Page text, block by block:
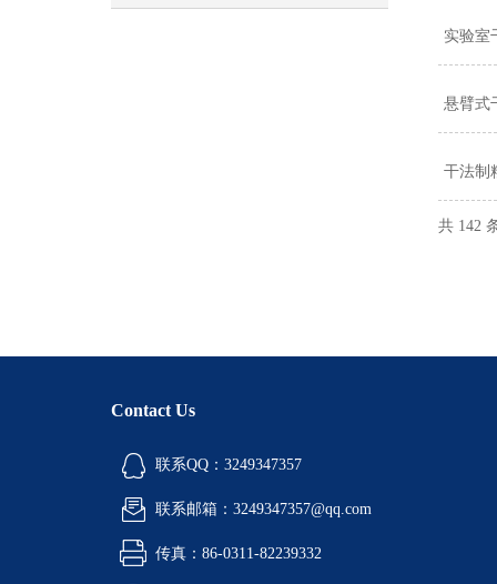
实验室
悬臂式
干法制
共 142
Contact Us
联系QQ：3249347357
联系邮箱：3249347357@qq.com
传真：86-0311-82239332